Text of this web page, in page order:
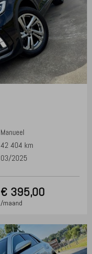
Manueel
42 404 km
03/2025
€ 395,00
/maand